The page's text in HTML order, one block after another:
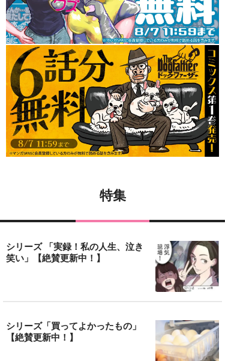
特集
シリーズ 「実録！私の人生、泣き
笑い」【絶賛更新中！】
シリーズ「買ってよかったもの」
【絶賛更新中！】